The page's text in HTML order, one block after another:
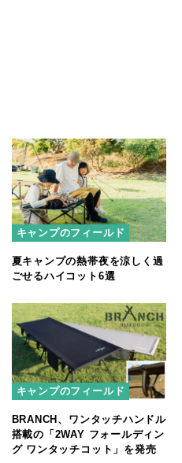
キャンプのフィールド
夏キャンプの熱帯夜を涼しく過
ごせるハイコット6選
キャンプのフィールド
BRANCH、ワンタッチハンドル
搭載の「2WAY フォールディン
グ ワンタッチコット」を発売